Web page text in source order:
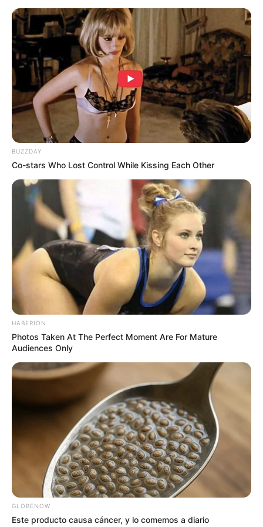
con una producción que rozaba lo cinematográfico.
Todo parecía fluir de manera natural: la coronación, la
emoción, las lágrimas, los abrazos, el confeti cayendo
como lluvia dorada. Sin embargo, mientras ella sostenía
la corona con orgullo, en su país de origen y en varios
rincones del mundo ya se empezaban a escuchar
murmullos que presagiaban que esta historia no sería
tan sencilla ni tan colorida como se esperaba.
BUZZDAY
Co-stars Who Lost Control While Kissing Each Other
HABERION
Photos Taken At The Perfect Moment Are For Mature
Audiences Only
GLOBENOW
Este producto causa cáncer, y lo comemos a diario